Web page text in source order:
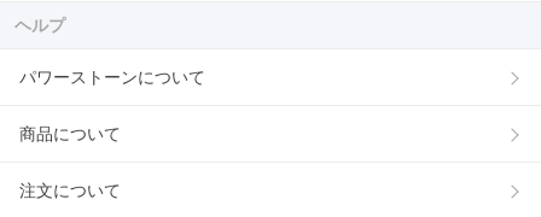
ヘルプ
パワーストーンについて
商品について
注文について